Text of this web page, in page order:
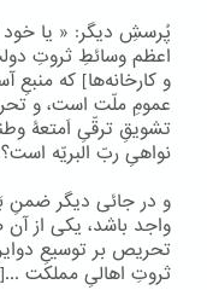
پُرسشِ دیگر: « یا خود
اعظم وسائطِ ثروتِ
و کارخانه‌ها] که
عمومِ ملّت است، و
تشویقِ ترقّیِ اَمتعۀ
نواهیِ ربّ البریّه
و در جائی دیگر ضمنِ
واجد باشد، یکی از
تحریص بر توسیعِ
ثروتِ اهالیِ مملکت